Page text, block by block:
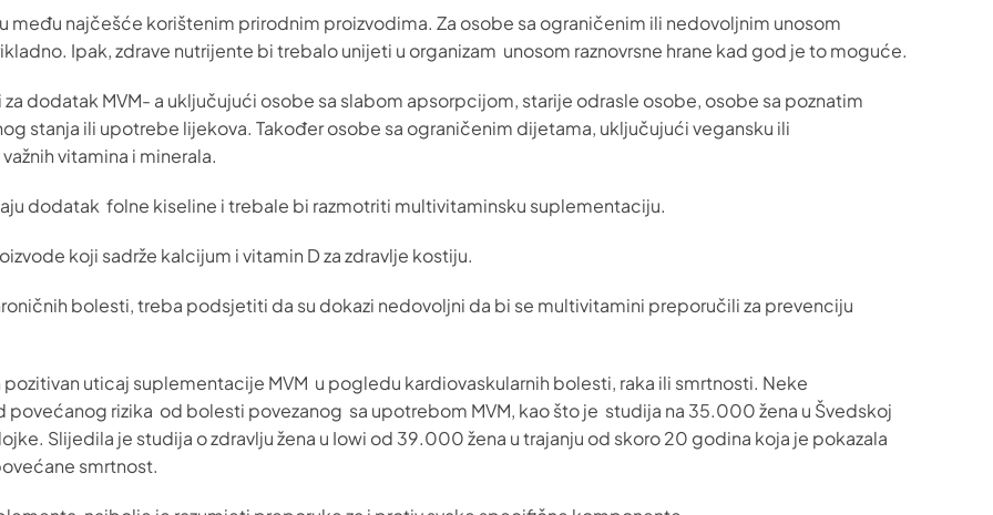
među najčešće korištenim prirodnim proizvodima. Za osobe sa ograničenim ili nedovoljnim unosom
Ipak, zdrave nutrijente bi trebalo unijeti u organizam unosom raznovrsne hrane kad god je to moguće.
dodatak MVM- a uključujući osobe sa slabom apsorpcijom, starije odrasle osobe, osobe sa poznatim
stanja ili upotrebe lijekova. Također osobe sa ograničenim dijetama, uključujući vegansku ili
vitamina i minerala.
dodatak folne kiseline i trebale bi razmotriti multivitaminsku suplementaciju.
koji sadrže kalcijum i vitamin D za zdravlje kostiju.
bolesti, treba podsjetiti da su dokazi nedovoljni da bi se multivitamini preporučili za prevenciju
uticaj suplementacije MVM u pogledu kardiovaskularnih bolesti, raka ili smrtnosti. Neke
povećanog rizika od bolesti povezanog sa upotrebom MVM, kao što je studija na 35.000 žena u Švedskoj
Slijedila je studija o zdravlju žena u Iowi od 39.000 žena u trajanju od skoro 20 godina koja je pokazala
smrtnost.